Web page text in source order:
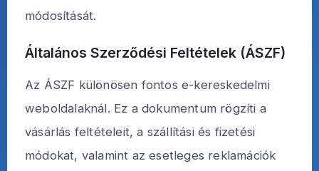
módosítását.
Általános Szerződési Feltételek (ÁSZF)
Az ÁSZF különösen fontos e-kereskedelmi
weboldalaknál. Ez a dokumentum rögzíti a
vásárlás feltételeit, a szállítási és fizetési
módokat, valamint az esetleges reklamációk